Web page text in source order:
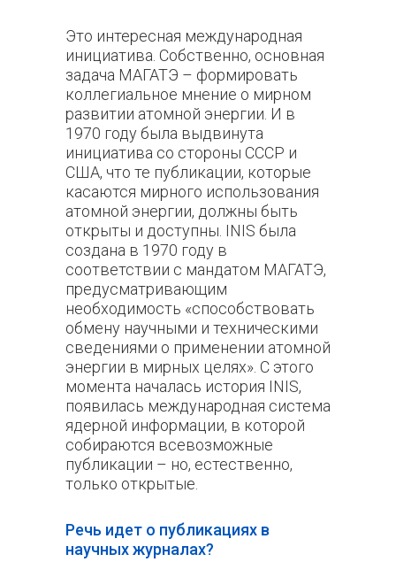
Это интересная международная
инициатива. Собственно, основная
задача МАГАТЭ – формировать
коллегиальное мнение о мирном
развитии атомной энергии. И в
1970 году была выдвинута
инициатива со стороны СССР и
США, что те публикации, которые
касаются мирного использования
атомной энергии, должны быть
открыты и доступны. INIS была
создана в 1970 году в
соответствии с мандатом МАГАТЭ,
предусматривающим
необходимость «способствовать
обмену научными и техническими
сведениями о применении атомной
энергии в мирных целях». С этого
момента началась история INIS,
появилась международная система
ядерной информации, в которой
собираются всевозможные
публикации – но, естественно,
только открытые.
Речь идет о публикациях в
научных журналах?